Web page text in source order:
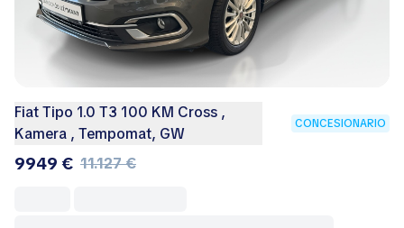
Fiat Tipo 1.0 T3 100 KM Cross ,
Kamera , Tempomat, GW
CONCESIONARIO
9949 € 11.127 €